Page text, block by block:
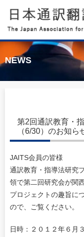
NEWS
第2回通訳教育・
（6/30）のお知ら
JAITS会員の皆様
通訳教育・指導法研究
領で第二回研究会が関
プロジェクトの趣旨に
ので、ご覧ください。
日時：２０１２年６月